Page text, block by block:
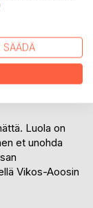
luostarit
Albaniaan,
kaupungin
Luola on
et unohda
Vikos-Aoosin
SÄÄDÄ